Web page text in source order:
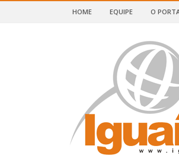
E SUDOESTE DA BAHIA
HOME EQUIPE O